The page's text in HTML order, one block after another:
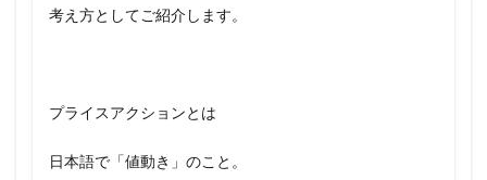
考え方としてご紹介します。
プライスアクションとは
日本語で「値動き」のこと。